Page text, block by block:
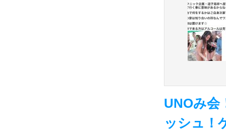
UNOみ会
ッシュ！